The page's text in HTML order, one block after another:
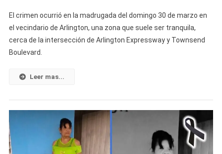
Recién
Llegado
Es
Su
Pareja
En
El crimen ocurrió en la madrugada del domingo 30 de marzo en
el vecindario de Arlington, una zona que suele ser tranquila,
cerca de la intersección de Arlington Expressway y Townsend
Boulevard.
Leer mas...